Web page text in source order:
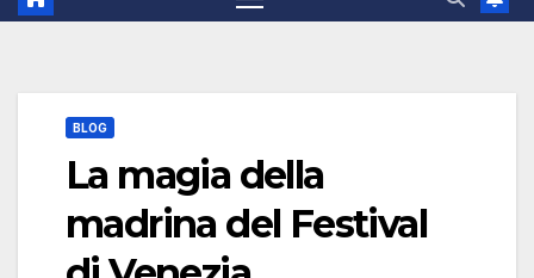
BLOG
La magia della
madrina del Festival